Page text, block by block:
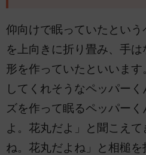
仰向けで眠っていたとい
を上向きに折り畳み、手
形を作っていたといいま
してくれそうなペッパー
ズを作って眠るペッパー
よ。花丸だよ」と聞こえ
ね。花丸だよね」と相槌